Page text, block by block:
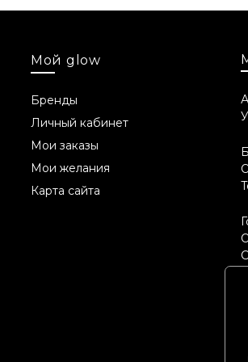
Butter, Cetearyl Alcohol, Dimethicone,
Parfum, Benzyl Alcohol,
уведомления клиента)
эффект (в случае
Мой glow
Бренды
Личный кабинет
Мои заказы
Мои желания
Карта сайта